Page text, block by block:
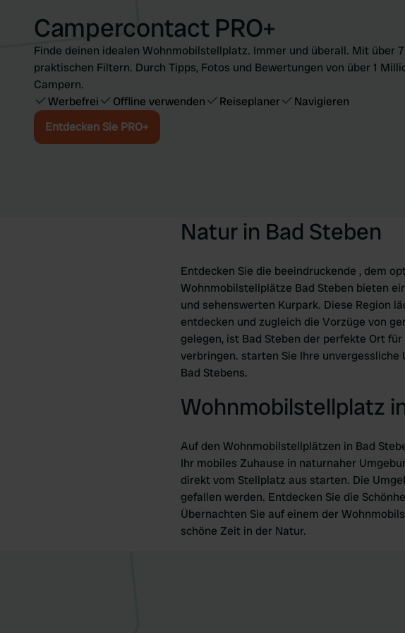
Campercontact PRO+
Finde deinen idealen Wohnmobilstellplatz. Immer und überall. Mit über
praktischen Filtern. Durch Tipps, Fotos und Bewertungen von über 1
Campern.
Werbefrei
Offline verwenden Reiseplaner
Navigieren
Entdecken Sie PRO+
Natur in Bad Steben
Entdecken Sie die beeindruckende , dem
Wohnmobilstellplätze Bad Steben bieten
und sehenswerten Kurpark. Diese Region
entdecken und zugleich die Vorzüge von
gelegen, ist Bad Steben der perfekte Ort
verbringen. starten Sie Ihre
Bad Stebens.
Wohnmobilstellplatz
Auf den Wohnmobilstellplätzen in Bad
Ihr mobiles Zuhause in naturnaher
direkt vom Stellplatz aus starten. Die
gefallen werden. Entdecken Sie die
Übernachten Sie auf einem der
schöne Zeit in der Natur.